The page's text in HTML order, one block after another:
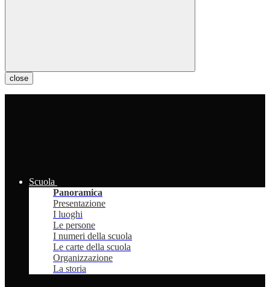
close
Scuola
Panoramica
Presentazione
I luoghi
Le persone
I numeri della scuola
Le carte della scuola
Organizzazione
La storia